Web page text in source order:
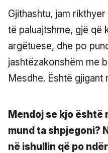
Gjithashtu, jam
të paluajtshme, gjë që
argëtuese, dhe po
jashtëzakonshëm me
Mesdhe. Është gjigant
Mendoj se kjo është
mund ta shpjegoni?
në ishullin që po